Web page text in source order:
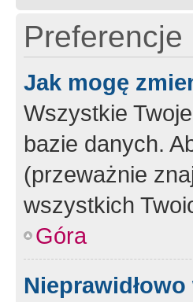
Jak mogę
Wszystkie
bazie danych.
(przeważnie
wszystkich
Góra